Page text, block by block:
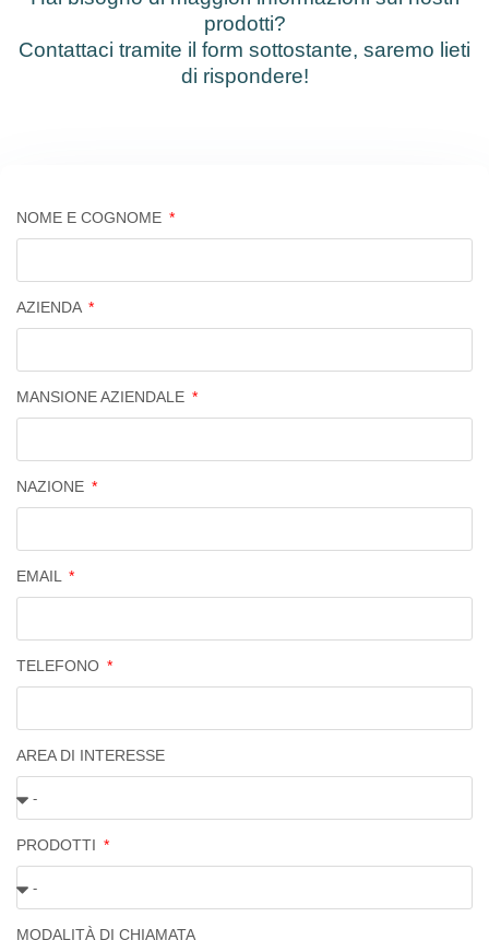
prodotti?
Contattaci tramite il form sottostante, saremo lieti
di rispondere!
NOME E COGNOME
AZIENDA
MANSIONE AZIENDALE
NAZIONE
EMAIL
TELEFONO
AREA DI INTERESSE
PRODOTTI
MODALITÀ DI CHIAMATA